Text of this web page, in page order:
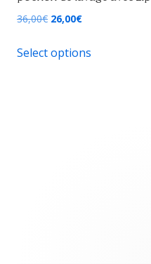
36,00€ Le
initial
26,00€Le
actuel
Select options